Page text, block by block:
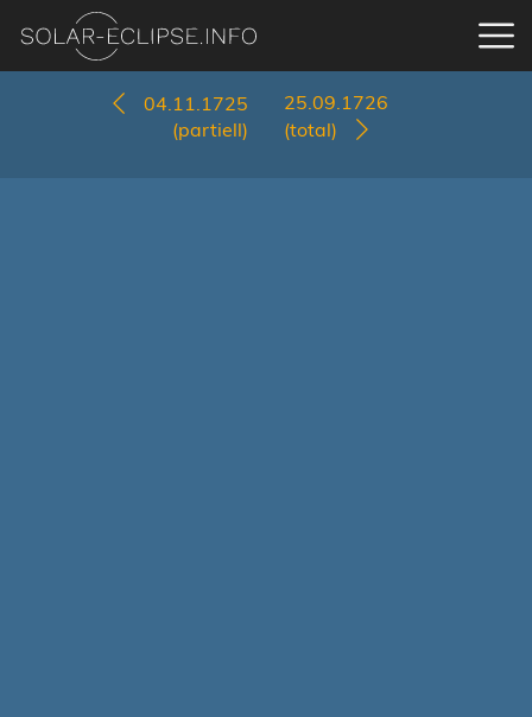
04.11.1725
(partiell)
25.09.1726
(total)